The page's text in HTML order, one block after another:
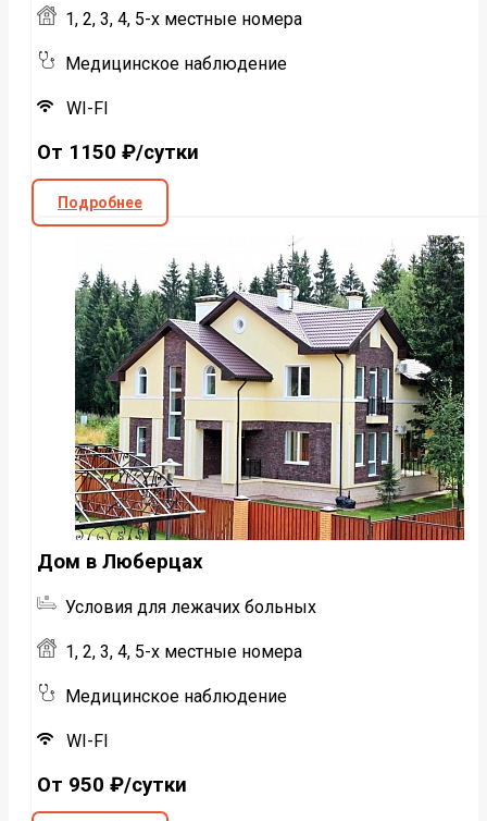
1, 2, 3, 4, 5-х местные номера
Медицинское наблюдение
WI-FI
От 1150 ₽/сутки
Подробнее
Дом в Люберцах
Условия для лежачих больных
1, 2, 3, 4, 5-х местные номера
Медицинское наблюдение
WI-FI
От 950 ₽/сутки